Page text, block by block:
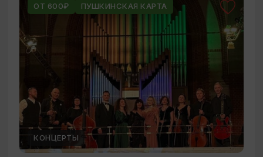
ОТ 600₽ ПУШКИНСКАЯ КАРТА
КОНЦЕРТЫ